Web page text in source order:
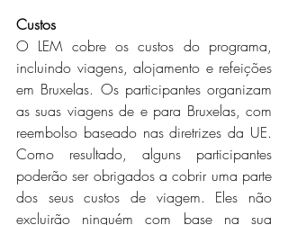
Custos
O LEM cobre os custos do programa,
incluindo viagens, alojamento e refeições
em Bruxelas. Os participantes organizam
as suas viagens de e para Bruxelas, com
reembolso baseado nas diretrizes da UE.
Como resultado, alguns participantes
poderão ser obrigados a cobrir uma parte
dos seus custos de viagem. Eles não
excluirão ninguém com base na sua